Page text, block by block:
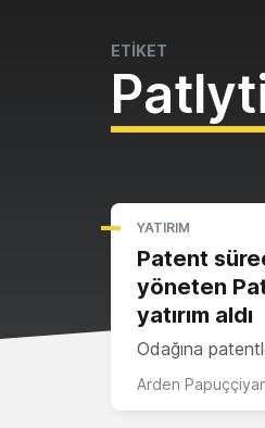
ETİKET
YATIRIM
Patent
yöneten
yatırım aldı
Odağına
Arden